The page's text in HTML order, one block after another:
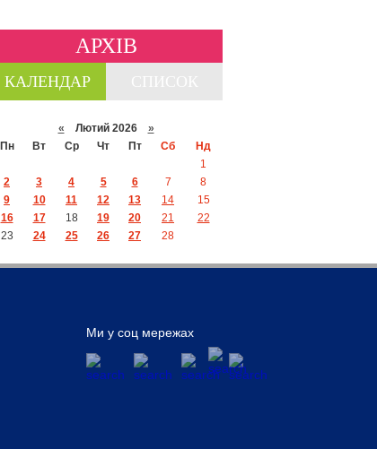
АРХІВ
КАЛЕНДАР
« Лютий 2026 »
Пн
Вт Ср Чт Пт Сб
Нд
1
2
3 4 5 6 7
8
9
10 11 12 13 14
15
16
17 18 19 20 21
22
23
24 25 26 27 28
Ми у соц мережах